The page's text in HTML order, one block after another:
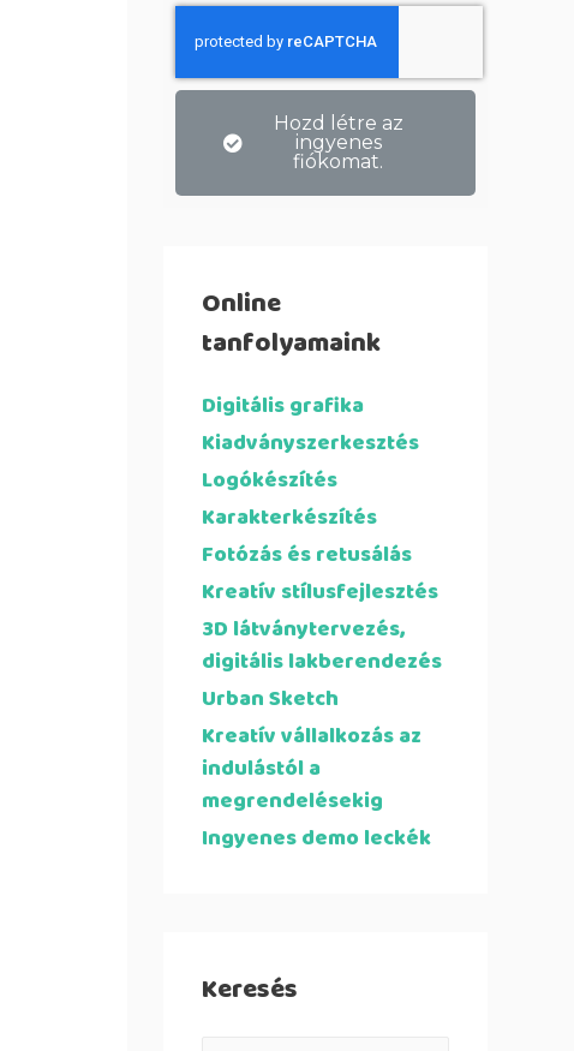
Hozd létre az
ingyenes
fiókomat.
Online
tanfolyamaink
Digitális grafika
Kiadványszerkesztés
Logókészítés
Karakterkészítés
Fotózás és retusálás
Kreatív stílusfejlesztés
3D látványtervezés,
digitális lakberendezés
Urban Sketch
Kreatív vállalkozás az
indulástól a
megrendelésekig
Ingyenes demo leckék
Keresés